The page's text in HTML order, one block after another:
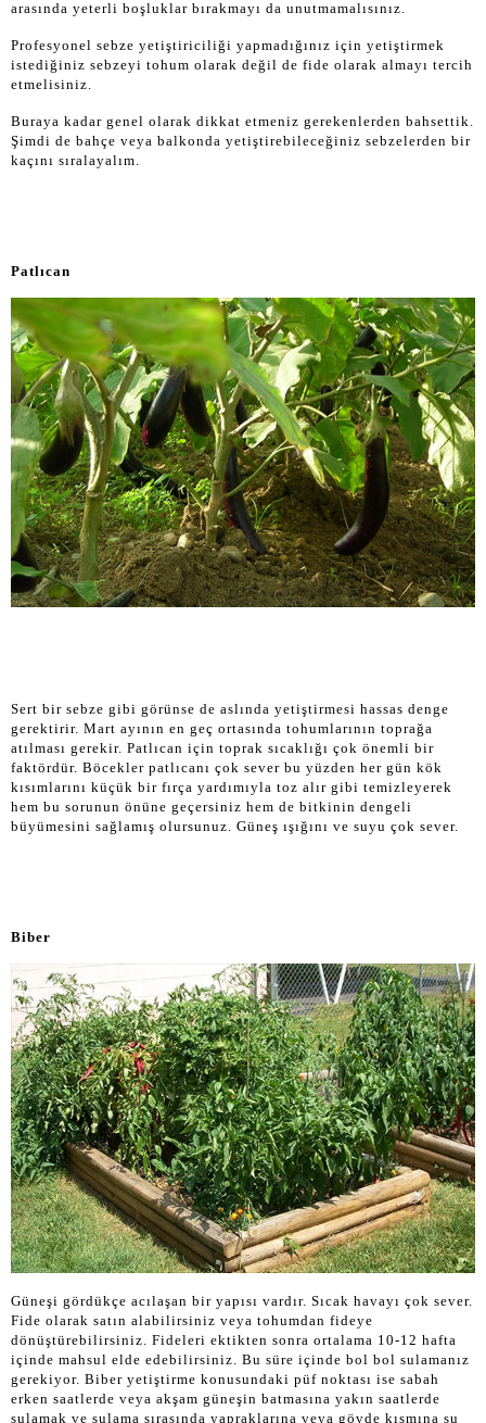
arasında yeterli boşluklar bırakmayı da unutmamalısınız.
Profesyonel sebze yetiştiriciliği yapmadığınız için yetiştirmek
istediğiniz sebzeyi tohum olarak değil de fide olarak almayı tercih
etmelisiniz.
Buraya kadar genel olarak dikkat etmeniz gerekenlerden bahsettik.
Şimdi de bahçe veya balkonda yetiştirebileceğiniz sebzelerden bir
kaçını sıralayalım.
Patlıcan
Sert bir sebze gibi görünse de aslında yetiştirmesi hassas denge
gerektirir. Mart ayının en geç ortasında tohumlarının toprağa
atılması gerekir. Patlıcan için toprak sıcaklığı çok önemli bir
faktördür. Böcekler patlıcanı çok sever bu yüzden her gün kök
kısımlarını küçük bir fırça yardımıyla toz alır gibi temizleyerek
hem bu sorunun önüne geçersiniz hem de bitkinin dengeli
büyümesini sağlamış olursunuz. Güneş ışığını ve suyu çok sever.
Biber
Güneşi gördükçe acılaşan bir yapısı vardır. Sıcak havayı çok sever.
Fide olarak satın alabilirsiniz veya tohumdan fideye
dönüştürebilirsiniz. Fideleri ektikten sonra ortalama 10-12 hafta
içinde mahsul elde edebilirsiniz. Bu süre içinde bol bol sulamanız
gerekiyor. Biber yetiştirme konusundaki püf noktası ise sabah
erken saatlerde veya akşam güneşin batmasına yakın saatlerde
sulamak ve sulama sırasında yapraklarına veya gövde kısmına su